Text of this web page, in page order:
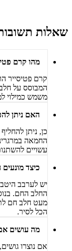
שאלות
מהו קרם
קרם פטיסייר
המבוסס על חלב,
משמש כמילוי
האם ניתן
כן, ניתן
החמאה
עשויים
כיצד
יש לערבב
החלב החם.
מעט חלב חם
הכל לסיר.
מה עושים
אם נוצרו